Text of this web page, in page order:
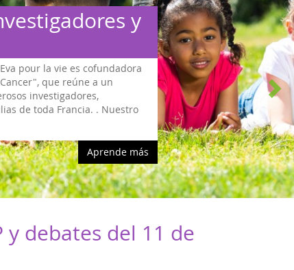
Los
Bajo el
un
desde
Nacional,
debates del 11 de